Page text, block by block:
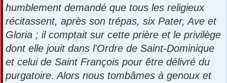
humblement demandé que tous les religieux
récitassent, après son trépas, six Pater, Ave et
Gloria ; il comptait sur cette prière et le privilège
dont elle jouit dans l'Ordre de Saint-Dominique
et celui de Saint François pour être délivré du
purgatoire. Alors nous tombâmes à genoux et